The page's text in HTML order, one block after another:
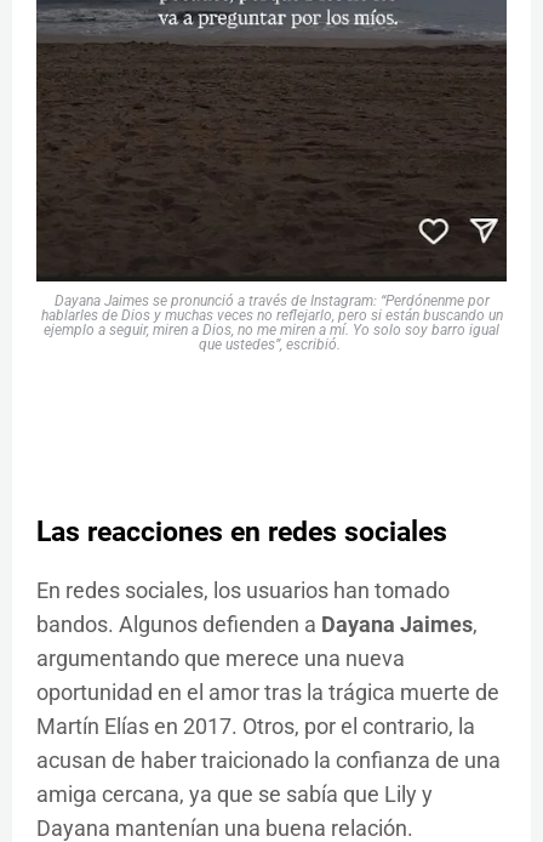
Dayana Jaimes se pronunció a través de Instagram: “Perdónenme por
hablarles de Dios y muchas veces no reflejarlo, pero si están buscando un
ejemplo a seguir, miren a Dios, no me miren a mí. Yo solo soy barro igual
que ustedes”, escribió.
Las reacciones en redes sociales
En redes sociales, los usuarios han tomado
bandos. Algunos defienden a Dayana Jaimes,
argumentando que merece una nueva
oportunidad en el amor tras la trágica muerte de
Martín Elías en 2017. Otros, por el contrario, la
acusan de haber traicionado la confianza de una
amiga cercana, ya que se sabía que Lily y
Dayana mantenían una buena relación.